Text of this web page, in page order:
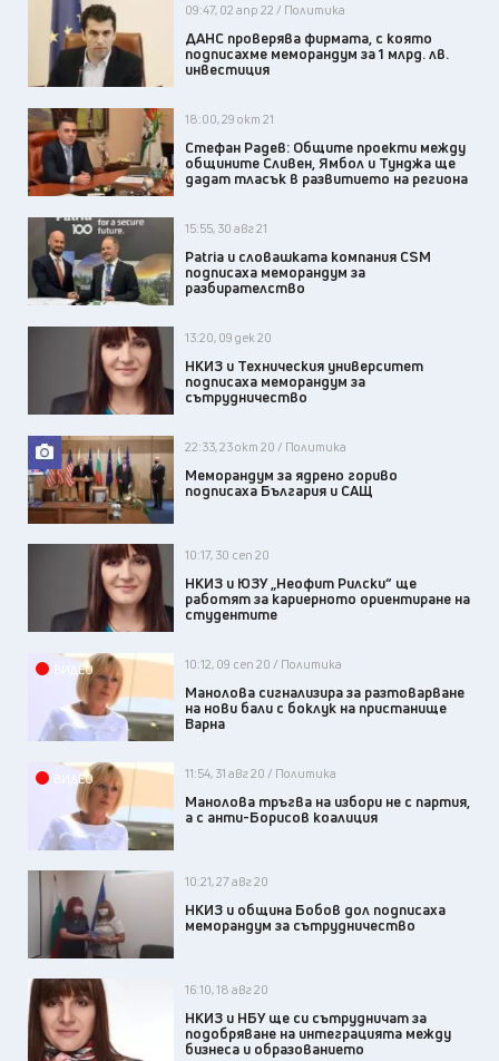
09:47, 02 апр 22 / Политика
ДАНС проверява фирмата, с която
подписахме меморандум за 1 млрд. лв.
инвестиция
18:00, 29 окт 21
Стефан Радев: Общите проекти между
общините Сливен, Ямбол и Тунджа ще
дадат тласък в развитието на региона
15:55, 30 авг 21
Patria и словашката компания CSM
подписаха меморандум за
разбирателство
13:20, 09 дек 20
НКИЗ и Техническия университет
подписаха меморандум за
сътрудничество
22:33, 23 окт 20 / Политика
Меморандум за ядрено гориво
подписаха България и САЩ
10:17, 30 сеп 20
НКИЗ и ЮЗУ „Неофит Рилски“ ще
работят за кариерното ориентиране на
студентите
ВИДЕО 10:12, 09 сеп 20 / Политика
Манолова сигнализира за разтоварване
на нови бали с боклук на пристанище
Варна
ВИДЕО 11:54, 31 авг 20 / Политика
Манолова тръгва на избори не с партия,
а с анти-Борисов коалиция
10:21, 27 авг 20
НКИЗ и община Бобов дол подписаха
меморандум за сътрудничество
16:10, 18 авг 20
НКИЗ и НБУ ще си сътрудничат за
подобряване на интеграцията между
бизнеса и образованието